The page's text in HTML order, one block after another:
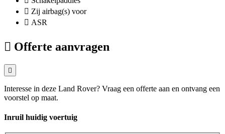
Zij airbag(s) voor
ASR
Offerte aanvragen
Interesse in deze Land Rover? Vraag een offerte aan en ontvang een
voorstel op maat.
Inruil huidig voertuig